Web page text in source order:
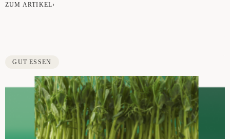
ZUM ARTIKEL›
GUT ESSEN